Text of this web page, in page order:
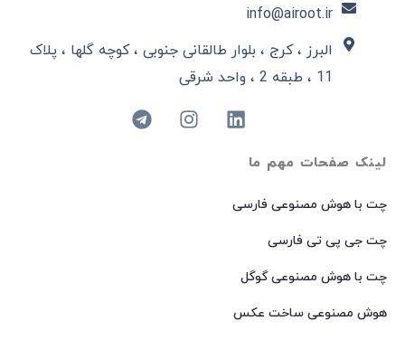
لینک صفحات مهم ما
چت با هوش مصنوعی فارسی
چت جی پی تی فارسی
چت با هوش مصنوعی گوگل
هوش مصنوعی ساخت عکس
info@airoot.ir
البرز ، کرج ، بلوار طالقانی جنوبی ، کوچه گلها ، پلاک
11 ، طبقه 2 ، واحد شرقی